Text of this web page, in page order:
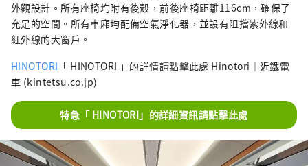
外觀設計。所有座椅均附有後殼，前後座椅距離116cm，確保了
充足的空間。所有車廂均配備空氣淨化器，並設有阻擋紫外線和
紅外線的大窗戶。
HINOTORI 「 HINOTORI 」的詳情請點擊此處 Hinotori｜近鐵電
車 (kintetsu.co.jp)
特急「 HINOTORI」的詳細資訊請點擊此處